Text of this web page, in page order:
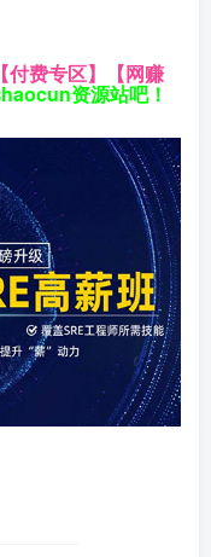
【付费专区】 【网赚
资源站吧！